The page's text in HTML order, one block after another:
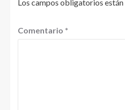
Los campos obligatorios
Comentario *